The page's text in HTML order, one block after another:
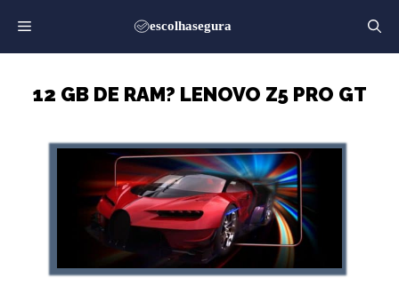
para
o
12 GB DE RAM? LENOVO Z5 PRO GT